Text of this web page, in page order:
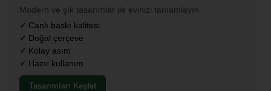
Modern ve şık tasarımlar ile evinizi tamamlayın.
Canlı baskı kalitesi
Doğal çerçeve
Kolay asım
Hazır kullanım
Tasarımları Keşfet